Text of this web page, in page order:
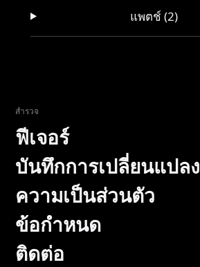
แพตช์ (2)
สำรวจ
ฟีเจอร์
บันทึกการเปลี่ยนแปลง
ความเป็นส่วนตัว
ข้อกำหนด
ติดต่อ